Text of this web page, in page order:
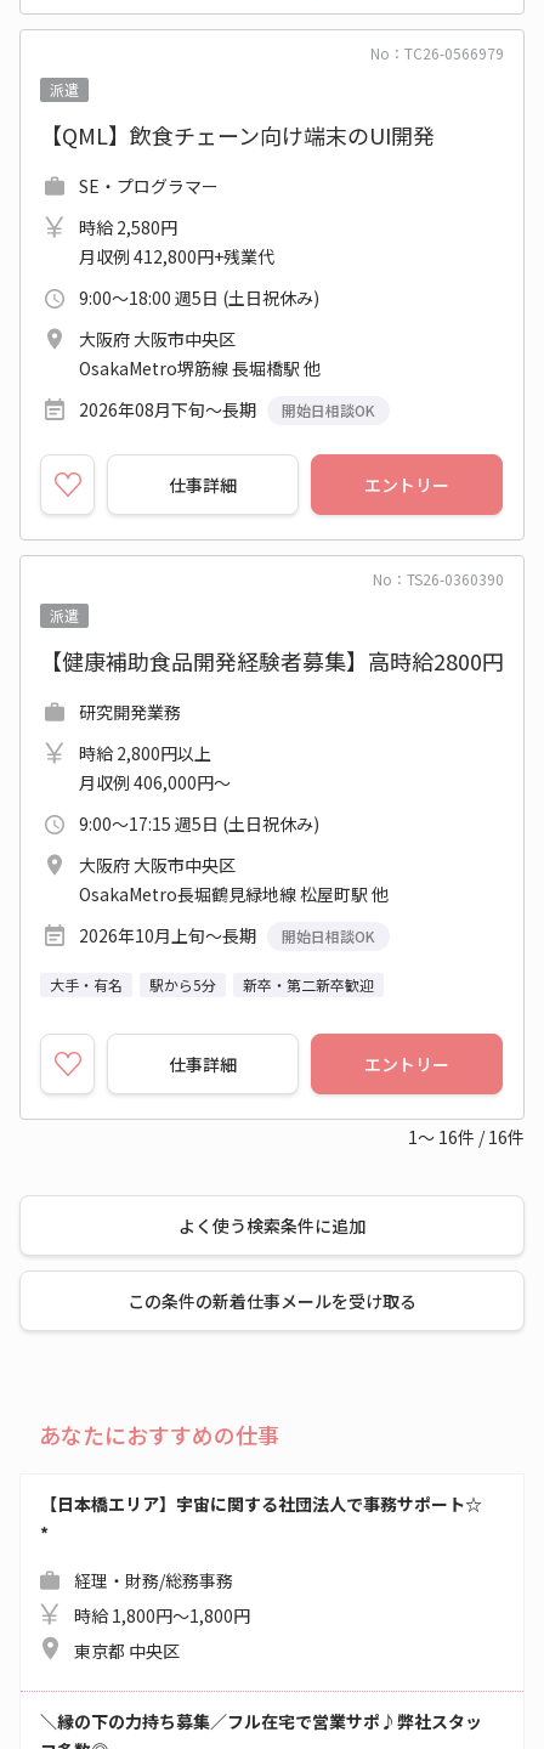
No：TC26-0566979
派遣
【QML】飲食チェーン向け端末のUI開発
SE・プログラマー
時給 2,580円
月収例 412,800円+残業代
9:00～18:00 週5日 (土日祝休み)
大阪府 大阪市中央区
OsakaMetro堺筋線 長堀橋駅 他
2026年08月下旬～長期
開始日相談OK
仕事詳細 エントリー
No：TS26-0360390
派遣
【健康補助食品開発経験者募集】高時給2800円
研究開発業務
時給 2,800円以上
月収例 406,000円～
9:00～17:15 週5日 (土日祝休み)
大阪府 大阪市中央区
OsakaMetro長堀鶴見緑地線 松屋町駅 他
2026年10月上旬～長期
開始日相談OK
大手・有名 駅から5分 新卒・第二新卒歓迎
仕事詳細 エントリー
1～ 16件 / 16件
よく使う検索条件に追加
この条件の新着仕事メールを受け取る
あなたにおすすめの仕事
【日本橋エリア】宇宙に関する社団法人で事務サポート☆
*
経理・財務/総務事務
時給 1,800円～1,800円
東京都 中央区
＼縁の下の力持ち募集／フル在宅で営業サポ♪弊社スタッ